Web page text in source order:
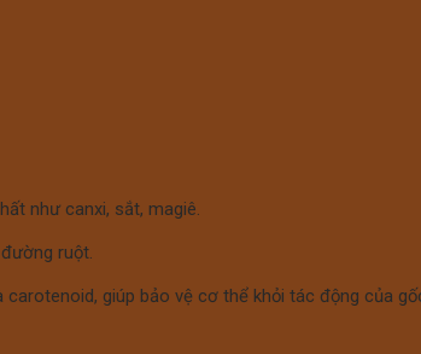
như canxi, sắt, magiê.
ruột.
giúp bảo vệ cơ thể khỏi tác động của